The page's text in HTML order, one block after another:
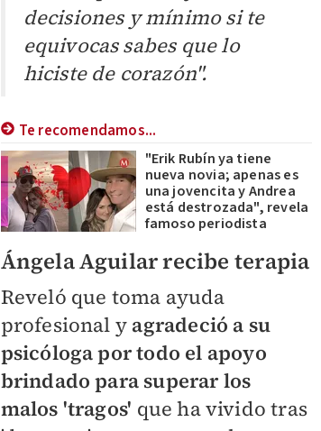
decisiones y mínimo si te
equivocas sabes que lo
hiciste de corazón".
Te recomendamos...
"Erik Rubín ya tiene
nueva novia; apenas es
una jovencita y Andrea
está destrozada", revela
famoso periodista
Ángela Aguilar recibe terapia
Reveló que toma ayuda
profesional y agradeció a su
psicóloga por todo el apoyo
brindado para superar los
malos 'tragos' que ha vivido tras